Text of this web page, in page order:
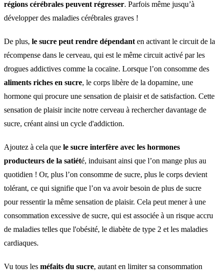
régions cérébrales peuvent régresser. Parfois même jusqu’à
développer des maladies cérébrales graves !
De plus, le sucre peut rendre dépendant en activant le circuit de la
récompense dans le cerveau, qui est le même circuit activé par les
drogues addictives comme la cocaïne. Lorsque l’on consomme des
aliments riches en sucre, le corps libère de la dopamine, une
hormone qui procure une sensation de plaisir et de satisfaction. Cette
sensation de plaisir incite notre cerveau à rechercher davantage de
sucre, créant ainsi un cycle d'addiction.
Ajoutez à cela que le sucre interfère avec les hormones
producteurs de la satiété, induisant ainsi que l’on mange plus au
quotidien ! Or, plus l’on consomme de sucre, plus le corps devient
tolérant, ce qui signifie que l’on va avoir besoin de plus de sucre
pour ressentir la même sensation de plaisir. Cela peut mener à une
consommation excessive de sucre, qui est associée à un risque accru
de maladies telles que l'obésité, le diabète de type 2 et les maladies
cardiaques.
Vu tous les méfaits du sucre, autant en limiter sa consommation